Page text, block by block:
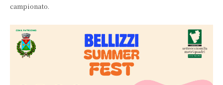
campionato.